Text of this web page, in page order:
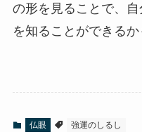
の形を見ることで、
を知ることができるか
仏眼 強運のしるし